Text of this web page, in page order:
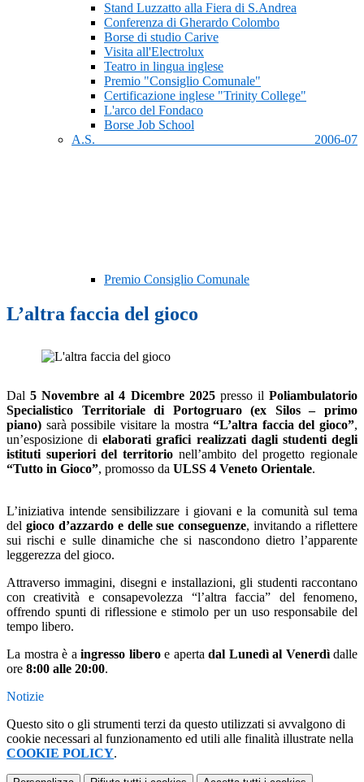
Stand Luzzatto alla Fiera di S.Andrea
Conferenza di Gherardo Colombo
Borse di studio Carive
Visita all'Electrolux
Teatro in lingua inglese
Premio "Consiglio Comunale"
Certificazione inglese "Trinity College"
L'arco del Fondaco
Borse Job School
A.S. 2006-07
Premio Consiglio Comunale
L’altra faccia del gioco
Dal5 Novembre al 4 Dicembre 2025presso ilPoliambulatorio
Specialistico Territoriale di Portogruaro (ex Silos – primo
piano) sarà possibile visitare la mostra“L’altra faccia del gioco”,
un’esposizione dielaborati grafici realizzati dagli studenti degli
istituti superiori del territorio nell’ambito del progetto regionale
“Tutto in Gioco”, promosso da ULSS 4 Veneto Orientale.
L’iniziativa intende sensibilizzare i giovani e la comunità sul tema
del gioco d’azzardo e delle sue conseguenze, invitando a riflettere
sui rischi e sulle dinamiche che si nascondono dietro l’apparente
leggerezza del gioco.
Attraverso immagini, disegni e installazioni, gli studenti raccontano
con creatività e consapevolezza “l’altra faccia” del fenomeno,
offrendo spunti di riflessione e stimolo per un uso responsabile del
tempo libero.
La mostra è a ingresso liberoe aperta dal Lunedì al Venerdì dalle
ore 8:00 alle 20:00.
Notizie
Questo sito o gli strumenti terzi da questo utilizzati si avvalgono di
cookie necessari al funzionamento ed utili alle finalità illustrate nella
COOKIE POLICY.